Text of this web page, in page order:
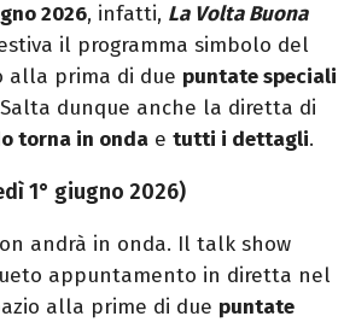
2026, infatti, La Volta Buona
il programma simbolo del
alla prima di due puntate speciali
dunque anche la diretta di
torna in onda e tutti i dettagli.
1° giugno 2026)
andrà in onda. Il talk show
appuntamento in diretta nel
alla prime di due puntate